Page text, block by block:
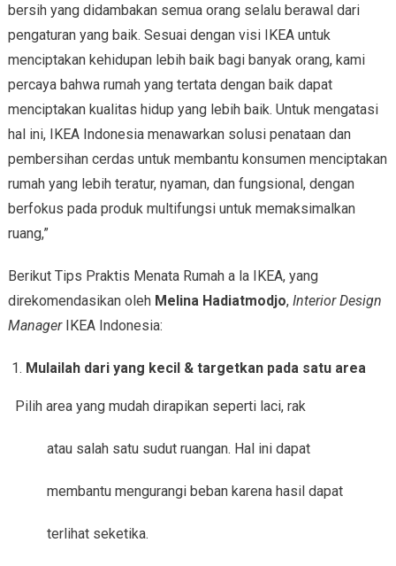
bersih yang didambakan semua orang selalu berawal dari
pengaturan yang baik. Sesuai dengan visi IKEA untuk
menciptakan kehidupan lebih baik bagi banyak orang, kami
percaya bahwa rumah yang tertata dengan baik dapat
menciptakan kualitas hidup yang lebih baik. Untuk mengatasi
hal ini, IKEA Indonesia menawarkan solusi penataan dan
pembersihan cerdas untuk membantu konsumen menciptakan
rumah yang lebih teratur, nyaman, dan fungsional, dengan
berfokus pada produk multifungsi untuk memaksimalkan
ruang,”
Berikut Tips Praktis Menata Rumah a la IKEA, yang
direkomendasikan oleh Melina Hadiatmodjo, Interior Design
ManagerIKEA Indonesia:
Mulailah dari yang kecil & targetkan pada satu area
Pilih area yang mudah dirapikan seperti laci, rak
atau salah satu sudut ruangan. Hal ini dapat
membantu mengurangi beban karena hasil dapat
terlihat seketika.